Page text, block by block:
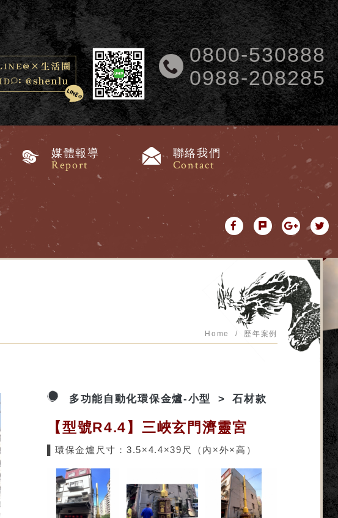
0800-530888
0988-208285
媒體報導
Report
聯絡我們
Contact
Home 歷年案例
多功能自動化環保金爐-小型 石材款
【型號R4.4】三峽玄門濟靈宮
▌環保金爐尺寸：3.5×4.4×39尺（內×外×高）